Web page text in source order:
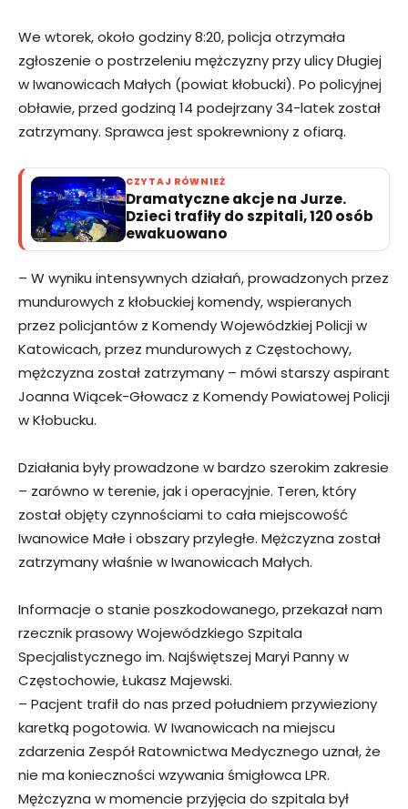
We wtorek, około godziny 8:20, policja otrzymała
zgłoszenie o postrzeleniu mężczyzny przy ulicy Długiej
w Iwanowicach Małych (powiat kłobucki). Po policyjnej
obławie, przed godziną 14 podejrzany 34-latek został
zatrzymany. Sprawca jest spokrewniony z ofiarą.
CZYTAJ RÓWNIEŻ
Dramatyczne akcje na Jurze.
Dzieci trafiły do szpitali, 120 osób
ewakuowano
– W wyniku intensywnych działań, prowadzonych przez
mundurowych z kłobuckiej komendy, wspieranych
przez policjantów z Komendy Wojewódzkiej Policji w
Katowicach, przez mundurowych z Częstochowy,
mężczyzna został zatrzymany – mówi starszy aspirant
Joanna Wiącek-Głowacz z Komendy Powiatowej Policji
w Kłobucku.
Działania były prowadzone w bardzo szerokim zakresie
– zarówno w terenie, jak i operacyjnie. Teren, który
został objęty czynnościami to cała miejscowość
Iwanowice Małe i obszary przyległe. Mężczyzna został
zatrzymany właśnie w Iwanowicach Małych.
Informacje o stanie poszkodowanego, przekazał nam
rzecznik prasowy Wojewódzkiego Szpitala
Specjalistycznego im. Najświętszej Maryi Panny w
Częstochowie, Łukasz Majewski.
– Pacjent trafił do nas przed południem przywieziony
karetką pogotowia. W Iwanowicach na miejscu
zdarzenia Zespół Ratownictwa Medycznego uznał, że
nie ma konieczności wzywania śmigłowca LPR.
Mężczyzna w momencie przyjęcia do szpitala był